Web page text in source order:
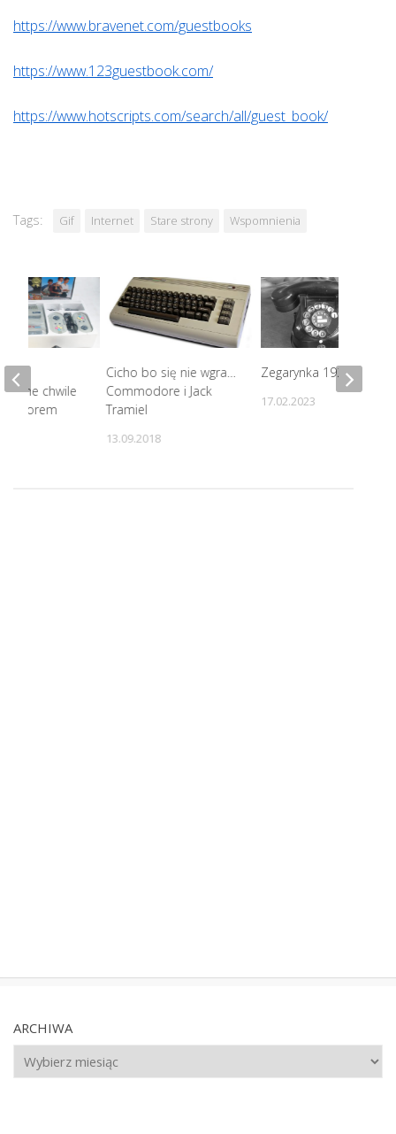
https://www.bravenet.com/guestbooks
https://www.123guestbook.com/
https://www.hotscripts.com/search/all/guest_book/
Tags: Gif Internet Stare strony Wspomnienia
Cicho bo się nie wgra…
Commodore i Jack
Tramiel
13.09.2018
Zegarynka 19226
17.02.2023
chwile
ARCHIWA
Archiwa